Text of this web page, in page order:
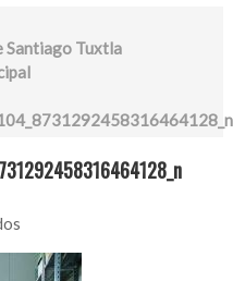
Santiago Tuxtla
en